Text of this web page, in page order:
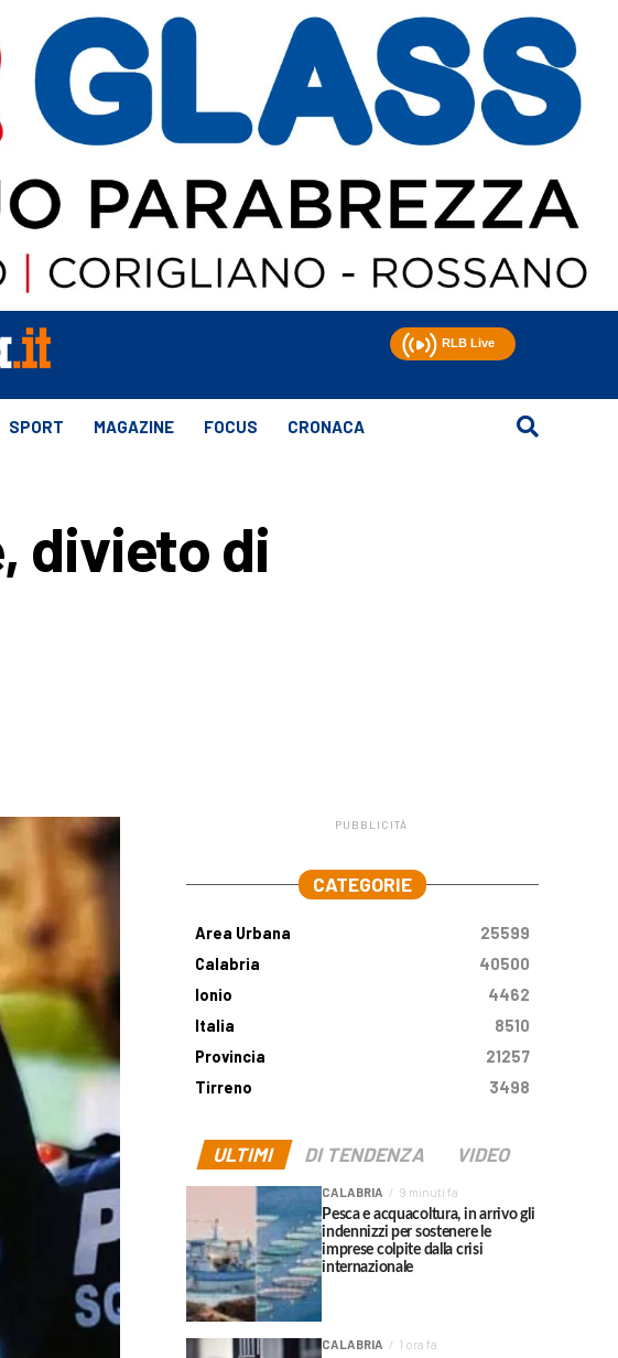
SPORT MAGAZINE FOCUS CRONACA
divieto di
PUBBLICITÀ
CATEGORIE
Area Urbana
25599
Calabria
40500
Ionio
4462
Italia
8510
Provincia
21257
Tirreno
3498
ULTIMI DI TENDENZA VIDEO
CALABRIA 9 minuti fa
Pesca e acquacoltura, in arrivo gli
indennizzi per sostenere le
imprese colpite dalla crisi
internazionale
CALABRIA 1 ora fa